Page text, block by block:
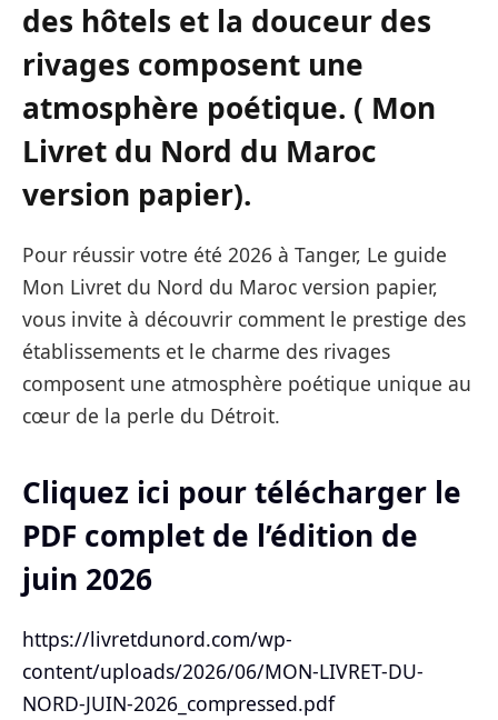
des hôtels et la douceur des
rivages composent une
atmosphère poétique. ( Mon
Livret du Nord du Maroc
version papier).
Pour réussir votre été 2026 à Tanger, Le guide
Mon Livret du Nord du Maroc version papier,
vous invite à découvrir comment le prestige des
établissements et le charme des rivages
composent une atmosphère poétique unique au
cœur de la perle du Détroit.
Cliquez ici pour télécharger le
PDF complet de l’édition de
juin 2026
https://livretdunord.com/wp-
content/uploads/2026/06/MON-LIVRET-DU-
NORD-JUIN-2026_compressed.pdf